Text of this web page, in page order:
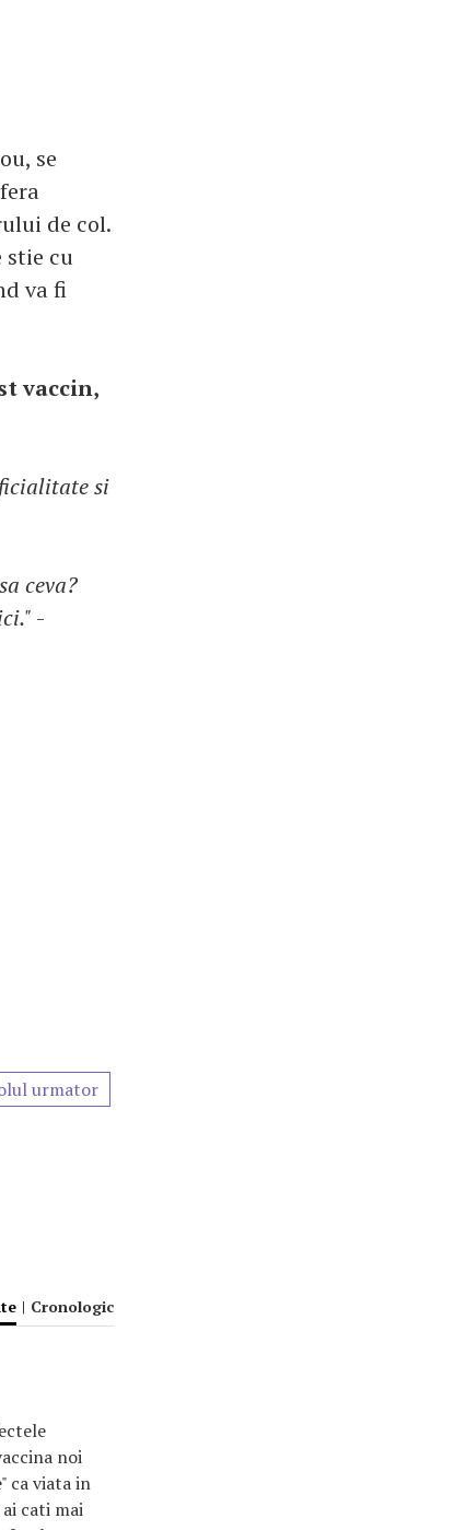
se
de col.
stie cu
va fi
vaccin,
si
ceva?
-
urmator
| Cronologic
noi
ca viata in
cati mai